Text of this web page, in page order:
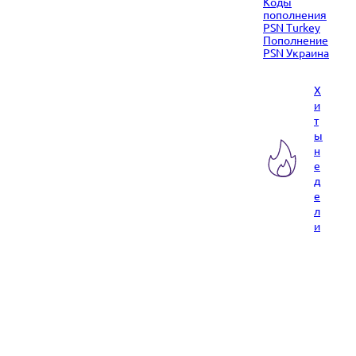
пополнения
PSN Turkey
Пополнение
PSN Украина
Х
и
т
ы
н
е
д
е
л
и